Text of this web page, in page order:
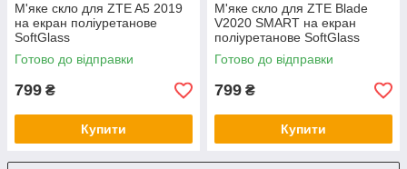
М'яке скло для ZTE A5 2019
на екран поліуретанове
SoftGlass
Готово до відправки
799 ₴
Купити
М'яке скло для ZTE Blade
V2020 SMART на екран
поліуретанове SoftGlass
Готово до відправки
799 ₴
Купити